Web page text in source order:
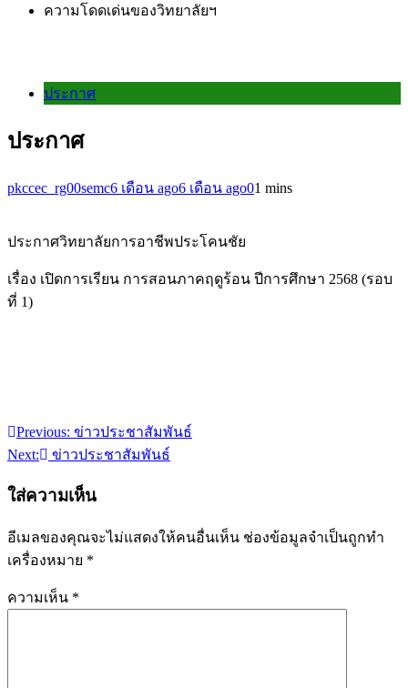
ความโดดเด่นของวิทยาลัยฯ
ประกาศ
ประกาศ
pkccec_rg00semc6 เดือน ago6 เดือน ago01 mins
ประกาศวิทยาลัยการอาชีพประโคนชัย
เรื่อง เปิดการเรียน การสอนภาคฤดูร้อน ปีการศึกษา 2568 (รอบ
ที่ 1)
แนะแนว
Previous: ข่าวประชาสัมพันธ์
Next:
ข่าวประชาสัมพันธ์
ใส่ความเห็น
อีเมลของคุณจะไม่แสดงให้คนอื่นเห็น ช่องข้อมูลจำเป็นถูกทำ
เครื่องหมาย *
ความเห็น *